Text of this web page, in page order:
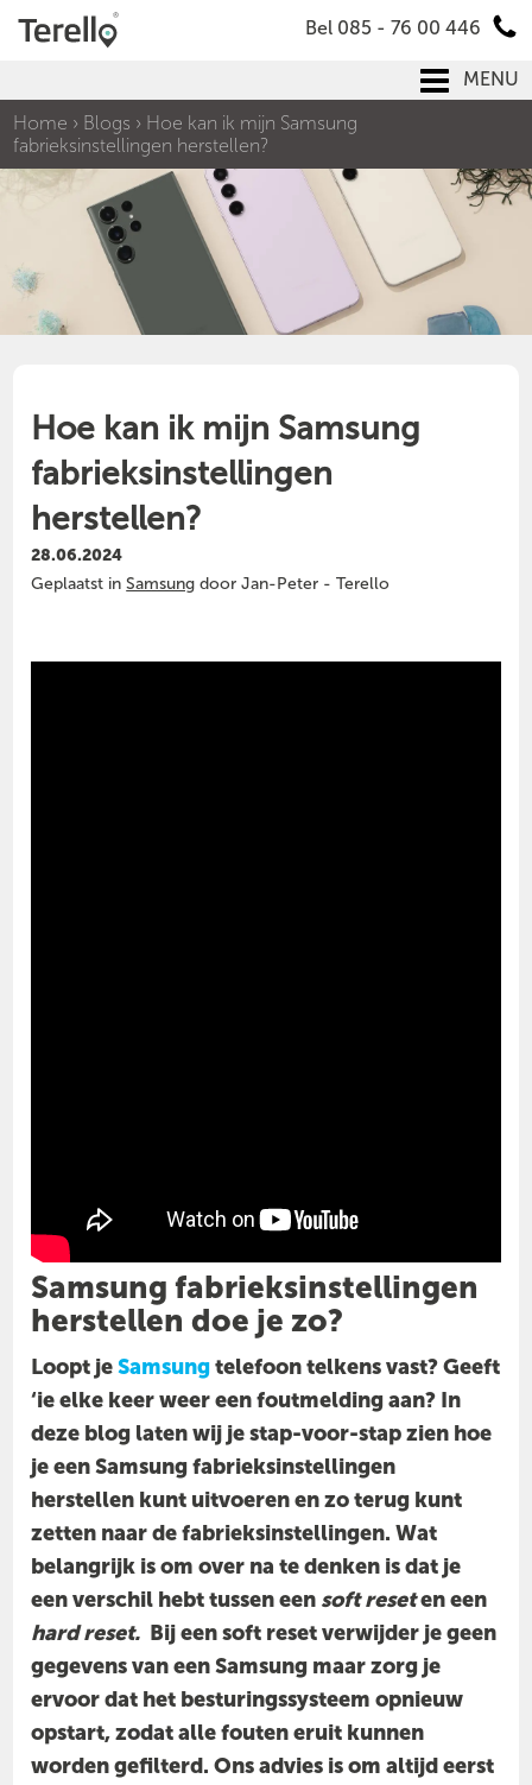
Bel 085 - 76 00 446
MENU
Home › Blogs › Hoe kan ik mijn Samsung
fabrieksinstellingen herstellen?
Hoe kan ik mijn Samsung
fabrieksinstellingen
herstellen?
28.06.2024
Geplaatst inSamsung door Jan-Peter - Terello
Samsung fabrieksinstellingen
herstellen doe je zo?
Loopt jeSamsungtelefoon telkens vast? Geeft
‘ie elke keer weer een foutmelding aan? In
deze blog laten wij je stap-voor-stap zien hoe
je een Samsung fabrieksinstellingen
herstellen kunt uitvoeren en zo terug kunt
zetten naar de fabrieksinstellingen. Wat
belangrijk is om over na te denken is dat je
een verschil hebt tussen een soft reseten een
hard reset. Bij een soft reset verwijder je geen
gegevens van een Samsung maar zorg je
ervoor dat het besturingssysteem opnieuw
opstart, zodat alle fouten eruit kunnen
worden gefilterd. Ons advies is om altijd eerst